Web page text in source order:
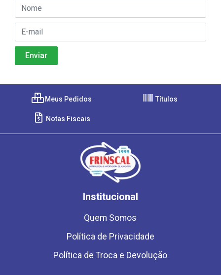
Meus Pedidos Títulos
Notas Fiscais
Institucional
Quem Somos
Política de Privacidade
Política de Troca e Devolução